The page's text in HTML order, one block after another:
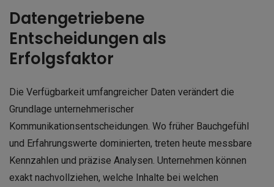
Datengetriebene
Entscheidungen als
Erfolgsfaktor
Die Verfügbarkeit umfangreicher Daten verändert die
Grundlage unternehmerischer
Kommunikationsentscheidungen. Wo früher Bauchgefühl
und Erfahrungswerte dominierten, treten heute messbare
Kennzahlen und präzise Analysen. Unternehmen können
exakt nachvollziehen, welche Inhalte bei welchen